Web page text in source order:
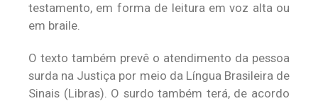
testamento, em forma de leitura em voz alta ou
em braile.
O texto também prevê o atendimento da pessoa
surda na Justiça por meio da Língua Brasileira de
Sinais (Libras). O surdo também terá, de acordo